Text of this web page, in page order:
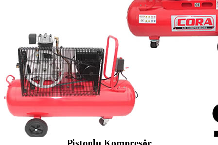
Pistonlu Kompresör